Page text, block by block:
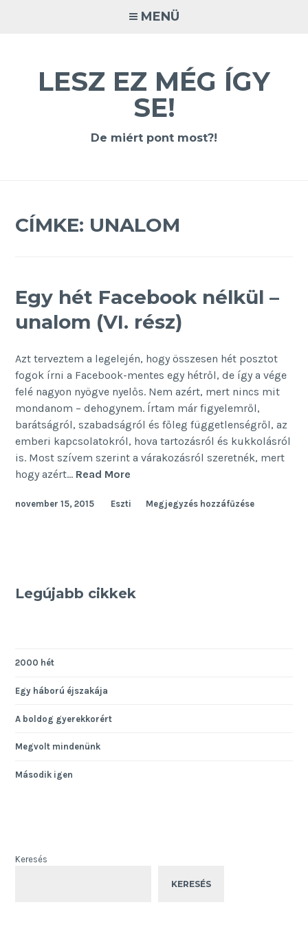
MENÜ
LESZ EZ MÉG ÍGY
SE!
De miért pont most?!
CÍMKE: UNALOM
Egy hét Facebook nélkül –
unalom (VI. rész)
Azt terveztem a legelején, hogy összesen hét posztot
fogok írni a Facebook-mentes egy hétről, de így a vége
felé nagyon nyögve nyelős. Nem azért, mert nincs mit
mondanom – dehogynem. Írtam már figyelemről,
barátságról, szabadságról és főleg függetlenségről, az
emberi kapcsolatokról, hova tartozásról és kukkolásról
is. Most szívem szerint a várakozásról szeretnék, mert
hogy azért… Read More
Facebook
rész)
november 15, 2015 Eszti Megjegyzés hozzáfűzése
Legújabb cikkek
2000 hét
Egy háború éjszakája
A boldog gyerekkorért
Megvolt mindenünk
Második igen
Keresés
KERESÉS